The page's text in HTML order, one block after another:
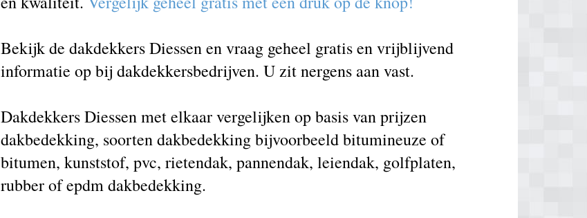
Bekijk de dakdekkers Diessen en vraag geheel gratis en vrijblijvend
informatie op bij dakdekkersbedrijven. U zit nergens aan vast.
Dakdekkers Diessen met elkaar vergelijken op basis van prijzen
dakbedekking, soorten dakbedekking bijvoorbeeld bitumineuze of
bitumen, kunststof, pvc, rietendak, pannendak, leiendak, golfplaten,
rubber of epdm dakbedekking.